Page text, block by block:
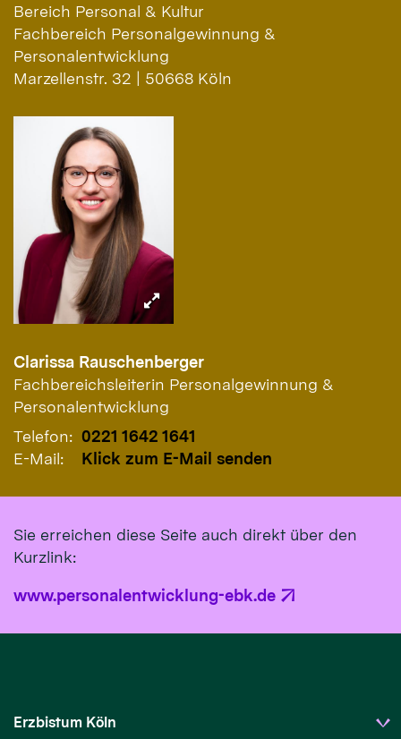
Bereich Personal & Kultur
Fachbereich Personalgewinnung &
Personalentwicklung
Marzellenstr. 32 | 50668 Köln
Clarissa Rauschenberger
Fachbereichsleiterin Personalgewinnung &
Personalentwicklung
Telefon: 0221 1642 1641
E-Mail:
Klick zum E-Mail senden
Sie erreichen diese Seite auch direkt über den
Kurzlink:
www.personalentwicklung-ebk.de
Erzbistum Köln